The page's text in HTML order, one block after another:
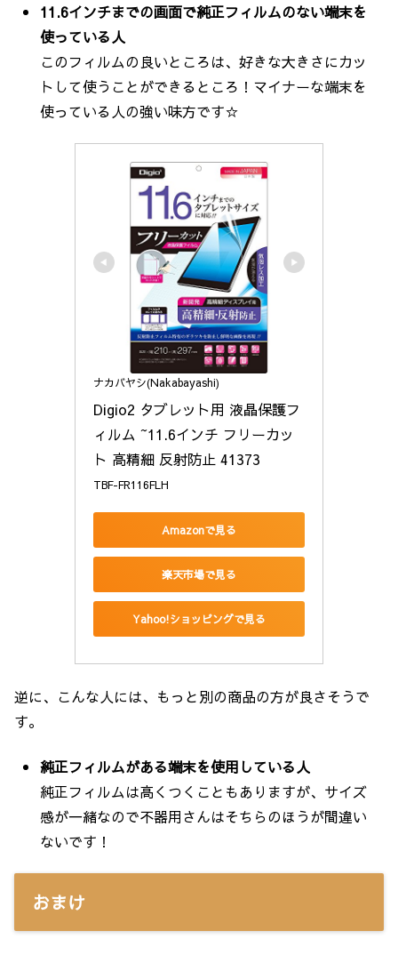
11.6インチまでの画面で純正フィルムのない端末を
使っている人
このフィルムの良いところは、好きな大きさにカッ
トして使うことができるところ！マイナーな端末を
使っている人の強い味方です☆
ナカバヤシ(Nakabayashi)
Digio2 タブレット用 液晶保護フ
ィルム ~11.6インチ フリーカッ
ト 高精細 反射防止 41373
TBF-FR116FLH
Amazonで見る
楽天市場で見る
Yahoo!ショッピングで見る
逆に、こんな人には、もっと別の商品の方が良さそうで
す。
純正フィルムがある端末を使用している人
純正フィルムは高くつくこともありますが、サイズ
感が一緒なので不器用さんはそちらのほうが間違い
ないです！
おまけ